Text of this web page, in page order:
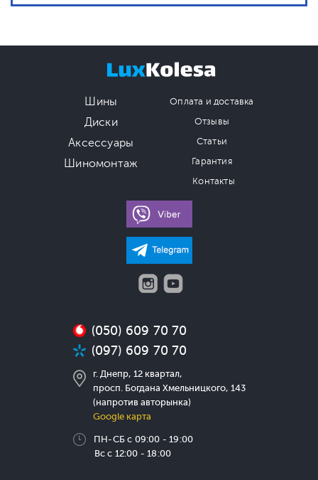
Шины
Диски
Аксессуары
Шиномонтаж
Оплата и доставка
Отзывы
Статьи
Гарантия
Контакты
(050) 609 70 70
(097) 609 70 70
г. Днепр, 12 квартал,
просп. Богдана Хмельницкого, 143
(напротив авторынка)
Google карта
ПН-СБ с 09:00 - 19:00
Вс с 12:00 - 18:00